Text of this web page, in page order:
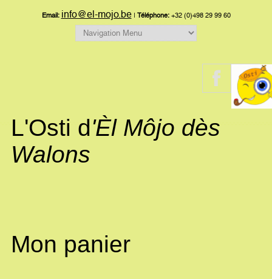
Email: info@el-mojo.be| Téléphone:+32 (0)498 29 99 60
L'Osti d'Èl Môjo dès
Walons
Mon panier